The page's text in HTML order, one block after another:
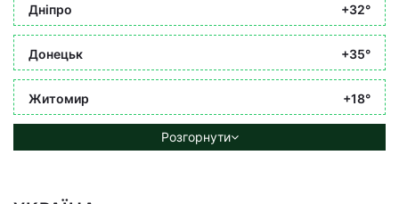
Дніпро +32°
Донецьк +35°
Житомир +18°
Розгорнути